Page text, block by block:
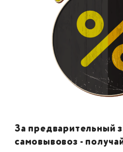
За предварительный
самовывовоз -